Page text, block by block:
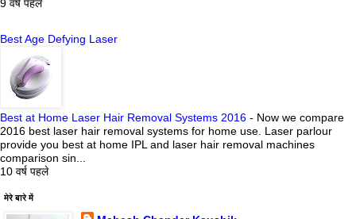
9 वर्ष पहले
Best Age Defying Laser
Best at Home Laser Hair Removal Systems 2016 - Now we compare
2016 best laser hair removal systems for home use. Laser parlour
provide you best at home IPL and laser hair removal machines
comparison sin...
10 वर्ष पहले
मेरे बारे में